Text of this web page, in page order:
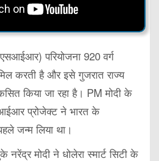
एसआईआर) परियोजना 920 वर्ग
करती है और इसे गुजरात राज्य
किया जा रहा है। PM मोदी के
प्रोजेक्ट ने भारत के
जन्म लिया था।
मोदी ने धोलेरा स्मार्ट सिटी के